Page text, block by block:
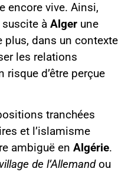
encore vive. Ainsi,
à Alger une
plus, dans un contexte
les relations
d’être perçue
tranchées
et l’islamisme
ambiguë en Algérie.
de l’Allemandou